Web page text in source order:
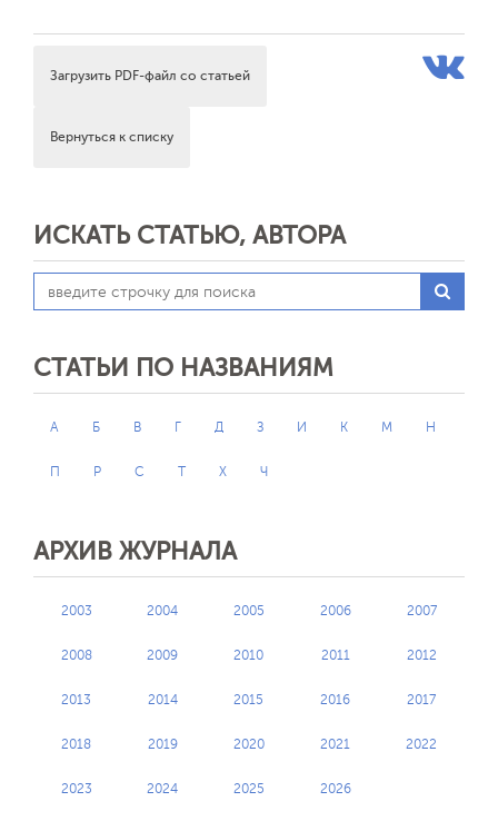
Загрузить PDF-файл со статьей
Вернуться к списку
ИСКАТЬ СТАТЬЮ, АВТОРА
СТАТЬИ ПО НАЗВАНИЯМ
А Б В Г Д З И К М Н
П Р С Т Х Ч
АРХИВ ЖУРНАЛА
2003 2004 2005 2006 2007
2008 2009 2010 2011 2012
2013 2014 2015 2016 2017
2018 2019 2020 2021 2022
2023 2024 2025 2026